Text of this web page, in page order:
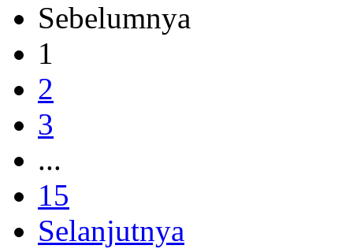
Sebelumnya
1
2
3
...
15
Selanjutnya